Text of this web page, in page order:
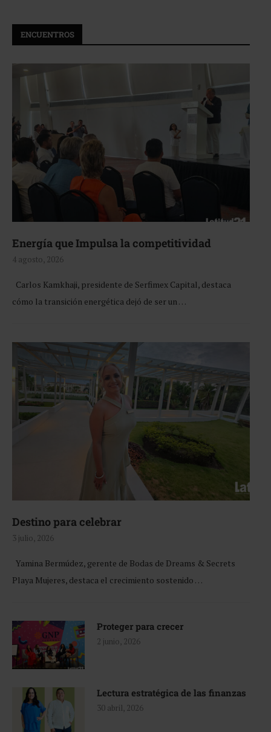
ENCUENTROS
Energía que Impulsa la competitividad
4 agosto, 2026
Carlos Kamkhaji, presidente de Serfimex Capital, destaca
cómo la transición energética dejó de ser un …
Destino para celebrar
3 julio, 2026
Yamina Bermúdez, gerente de Bodas de Dreams & Secrets
Playa Mujeres, destaca el crecimiento sostenido …
Proteger para crecer
2 junio, 2026
Lectura estratégica de las finanzas
30 abril, 2026